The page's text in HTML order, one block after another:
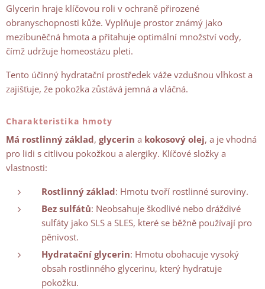
Glycerin hraje klíčovou roli v ochraně přirozené
obranyschopnosti kůže. Vyplňuje prostor známý jako
mezibuněčná hmota a přitahuje optimální množství vody,
čímž udržuje homeostázu pleti.
Tento účinný hydratační prostředek váže vzdušnou vlhkost a
zajišťuje, že pokožka zůstává jemná a vláčná.
Charakteristika hmoty
Má rostlinný základ, glycerin a kokosový olej, a je vhodná
pro lidi s citlivou pokožkou a alergiky. Klíčové složky a
vlastnosti:
Rostlinný základ: Hmotu tvoří rostlinné suroviny.
Bez sulfátů: Neobsahuje škodlivé nebo dráždivé
sulfáty jako SLS a SLES, které se běžně používají pro
pěnivost.
Hydratační glycerin: Hmotu obohacuje vysoký
obsah rostlinného glycerinu, který hydratuje
pokožku.